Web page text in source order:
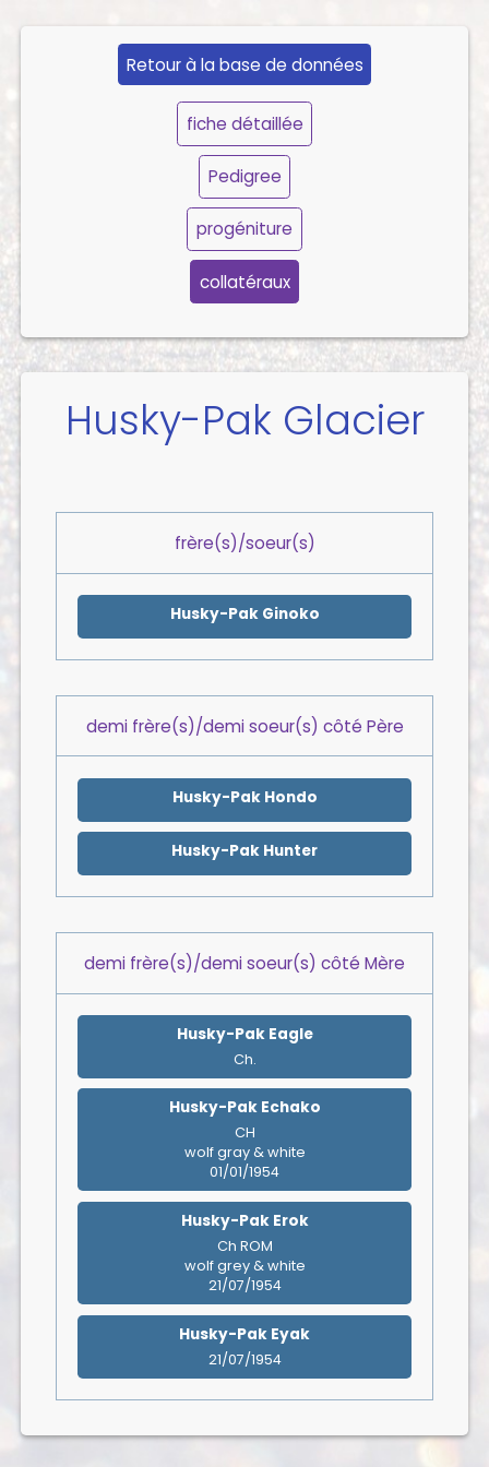
Retour à la base de données
fiche détaillée
Pedigree
progéniture
collatéraux
Husky-Pak Glacier
frère(s)/soeur(s)
Husky-Pak Ginoko
demi frère(s)/demi soeur(s) côté Père
Husky-Pak Hondo
Husky-Pak Hunter
demi frère(s)/demi soeur(s) côté Mère
Husky-Pak Eagle
Ch.
Husky-Pak Echako
CH
wolf gray & white
01/01/1954
Husky-Pak Erok
Ch ROM
wolf grey & white
21/07/1954
Husky-Pak Eyak
21/07/1954